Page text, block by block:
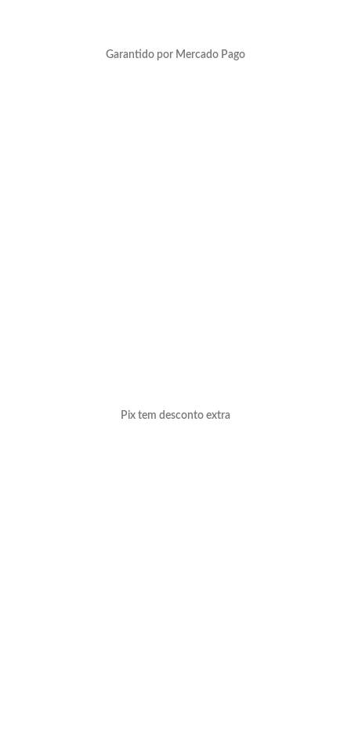
Garantido por Mercado Pago
Pix tem desconto extra